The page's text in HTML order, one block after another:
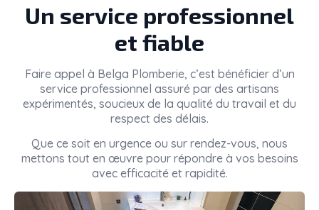
Un service professionnel
et fiable
Faire appel à Belga Plomberie, c’est bénéficier d’un
service professionnel assuré par des artisans
expérimentés, soucieux de la qualité du travail et du
respect des délais.
Que ce soit en urgence ou sur rendez-vous, nous
mettons tout en œuvre pour répondre à vos besoins
avec efficacité et rapidité.